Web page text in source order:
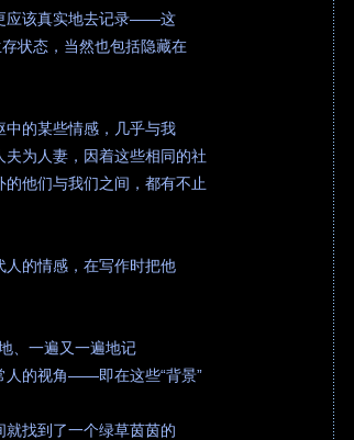
应该真实地去记录——这
状态，当然也包括隐藏在
中的某些情感，几乎与我
为人妻，因着这些相同的社
他们与我们之间，都有不止
的情感，在写作时把他
、一遍又一遍地记
人的视角——即在这些“背景”
找到了一个绿草茵茵的